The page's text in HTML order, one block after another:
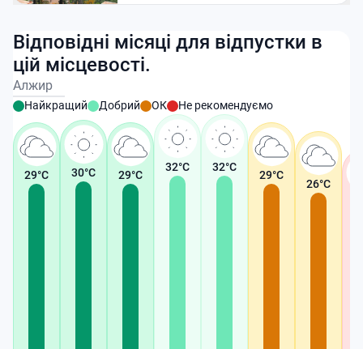
Відповідні місяці для відпустки в
цій місцевості.
Алжир
Найкращий Добрий ОК Не рекомендуємо
29°C 30°C 29°C
32°C 32°C
29°C
26°C